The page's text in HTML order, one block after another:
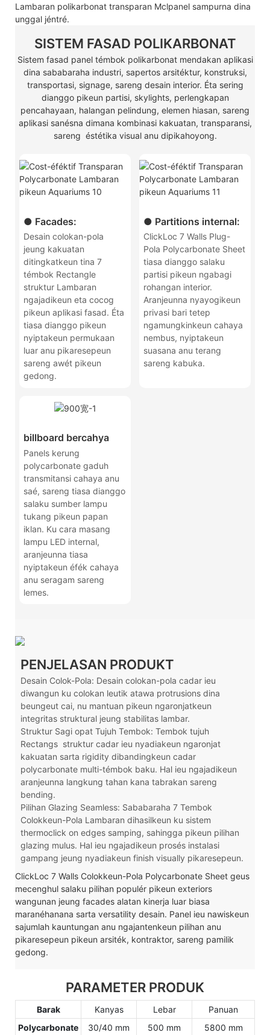
Lambaran polikarbonat transparan Mclpanel sampurna dina
unggal jéntré.
SISTEM FASAD POLIKARBONAT
Sistem fasad panel témbok polikarbonat mendakan aplikasi
dina sababaraha industri, sapertos arsitéktur, konstruksi,
transportasi, signage, sareng desain interior. Éta sering
dianggo pikeun partisi, skylights, perlengkapan
pencahayaan, halangan pelindung, elemen hiasan, sareng
aplikasi sanésna dimana kombinasi kakuatan, transparansi,
sareng éstétika visual anu dipikahoyong.
● Facades:
Desain colokan-pola
jeung kakuatan
ditingkatkeun tina 7
témbok Rectangle
struktur Lambaran
ngajadikeun eta cocog
pikeun aplikasi fasad. Éta
tiasa dianggo pikeun
nyiptakeun permukaan
luar anu pikaresepeun
sareng awét pikeun
gedong.
● Partitions internal:
ClickLoc 7 Walls Plug-
Pola Polycarbonate Sheet
tiasa dianggo salaku
partisi pikeun ngabagi
rohangan interior.
Aranjeunna nyayogikeun
privasi bari tetep
ngamungkinkeun cahaya
nembus, nyiptakeun
suasana anu terang
sareng kabuka.
billboard bercahya
Panels kerung
polycarbonate gaduh
transmitansi cahaya anu
saé, sareng tiasa dianggo
salaku sumber lampu
tukang pikeun papan
iklan. Ku cara masang
lampu LED internal,
aranjeunna tiasa
nyiptakeun éfék cahaya
anu seragam sareng
lemes.
PENJELASAN PRODUKT
Desain Colok-Pola: Desain colokan-pola cadar ieu
diwangun ku colokan leutik atawa protrusions dina
beungeut cai, nu mantuan pikeun ngaronjatkeun
integritas struktural jeung stabilitas lambar.
Struktur Sagi opat Tujuh Tembok: Tembok tujuh
Rectangs struktur cadar ieu nyadiakeun ngaronjat
kakuatan sarta rigidity dibandingkeun cadar
polycarbonate multi-témbok baku. Hal ieu ngajadikeun
aranjeunna langkung tahan kana tabrakan sareng
bending.
Pilihan Glazing Seamless: Sababaraha 7 Tembok
Colokkeun-Pola Lambaran dihasilkeun ku sistem
thermoclick on edges samping, sahingga pikeun pilihan
glazing mulus. Hal ieu ngajadikeun prosés instalasi
gampang jeung nyadiakeun finish visually pikaresepeun.
ClickLoc 7 Walls Colokkeun-Pola Polycarbonate Sheet geus
mecenghul salaku pilihan populér pikeun exteriors
wangunan jeung facades alatan kinerja luar biasa
maranéhanana sarta versatility desain. Panel ieu nawiskeun
sajumlah kauntungan anu ngajantenkeun pilihan anu
pikaresepeun pikeun arsiték, kontraktor, sareng pamilik
gedong.
PARAMETER PRODUK
Barak Kanyas Lebar
Panuan
Polycarbonate
30/40 mm 500 mm
5800 mm